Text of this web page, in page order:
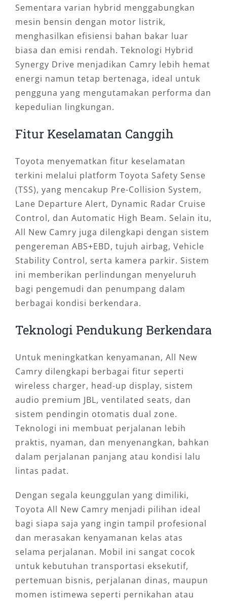
Sementara varian hybrid menggabungkan
mesin bensin dengan motor listrik,
menghasilkan efisiensi bahan bakar luar
biasa dan emisi rendah. Teknologi Hybrid
Synergy Drive menjadikan Camry lebih hemat
energi namun tetap bertenaga, ideal untuk
pengguna yang mengutamakan performa dan
kepedulian lingkungan.
Fitur Keselamatan Canggih
Toyota menyematkan fitur keselamatan
terkini melalui platform Toyota Safety Sense
(TSS), yang mencakup Pre-Collision System,
Lane Departure Alert, Dynamic Radar Cruise
Control, dan Automatic High Beam. Selain itu,
All New Camry juga dilengkapi dengan sistem
pengereman ABS+EBD, tujuh airbag, Vehicle
Stability Control, serta kamera parkir. Sistem
ini memberikan perlindungan menyeluruh
bagi pengemudi dan penumpang dalam
berbagai kondisi berkendara.
Teknologi Pendukung Berkendara
Untuk meningkatkan kenyamanan, All New
Camry dilengkapi berbagai fitur seperti
wireless charger, head-up display, sistem
audio premium JBL, ventilated seats, dan
sistem pendingin otomatis dual zone.
Teknologi ini membuat perjalanan lebih
praktis, nyaman, dan menyenangkan, bahkan
dalam perjalanan panjang atau kondisi lalu
lintas padat.
Dengan segala keunggulan yang dimiliki,
Toyota All New Camry menjadi pilihan ideal
bagi siapa saja yang ingin tampil profesional
dan merasakan kenyamanan kelas atas
selama perjalanan. Mobil ini sangat cocok
untuk kebutuhan transportasi eksekutif,
pertemuan bisnis, perjalanan dinas, maupun
momen istimewa seperti pernikahan atau